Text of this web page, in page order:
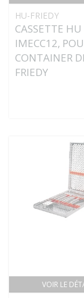
HU-FRIEDY
CASSETTE HU
IMECC12,
CONTAINER
FRIEDY
VOIR LE